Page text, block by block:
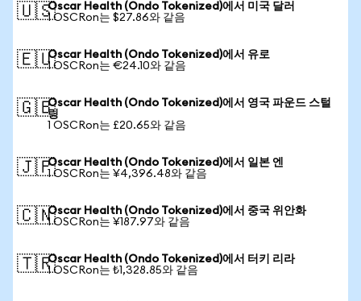
🇺🇸Oscar Health (Ondo Tokenized)에서 미국 달러
1 OSCRon는 $27.86와 같음
🇪🇺Oscar Health (Ondo Tokenized)에서 유로
1 OSCRon는 €24.10와 같음
🇬🇧Oscar Health (Ondo Tokenized)에서 영국 파운드 스털
링
1 OSCRon는 £20.65와 같음
🇯🇵Oscar Health (Ondo Tokenized)에서 일본 엔
1 OSCRon는 ¥4,396.48와 같음
🇨🇳Oscar Health (Ondo Tokenized)에서 중국 위안화
1 OSCRon는 ¥187.97와 같음
🇹🇷Oscar Health (Ondo Tokenized)에서 터키 리라
1 OSCRon는 ₺1,328.85와 같음